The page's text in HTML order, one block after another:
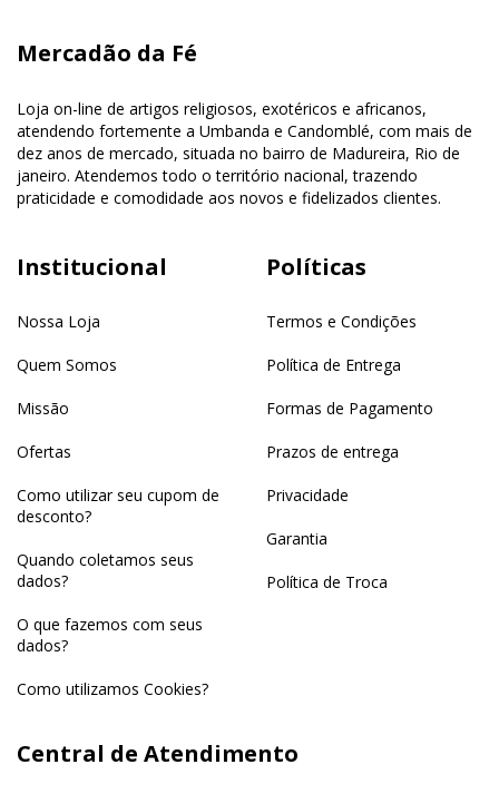
Mercadão da Fé
Loja on-line de artigos religiosos, exotéricos e africanos,
atendendo fortemente a Umbanda e Candomblé, com mais de
dez anos de mercado, situada no bairro de Madureira, Rio de
janeiro. Atendemos todo o território nacional, trazendo
praticidade e comodidade aos novos e fidelizados clientes.
Institucional
Nossa Loja
Quem Somos
Missão
Ofertas
Como utilizar seu cupom de
desconto?
Quando coletamos seus
dados?
O que fazemos com seus
dados?
Como utilizamos Cookies?
Políticas
Termos e Condições
Política de Entrega
Formas de Pagamento
Prazos de entrega
Privacidade
Garantia
Política de Troca
Central de Atendimento